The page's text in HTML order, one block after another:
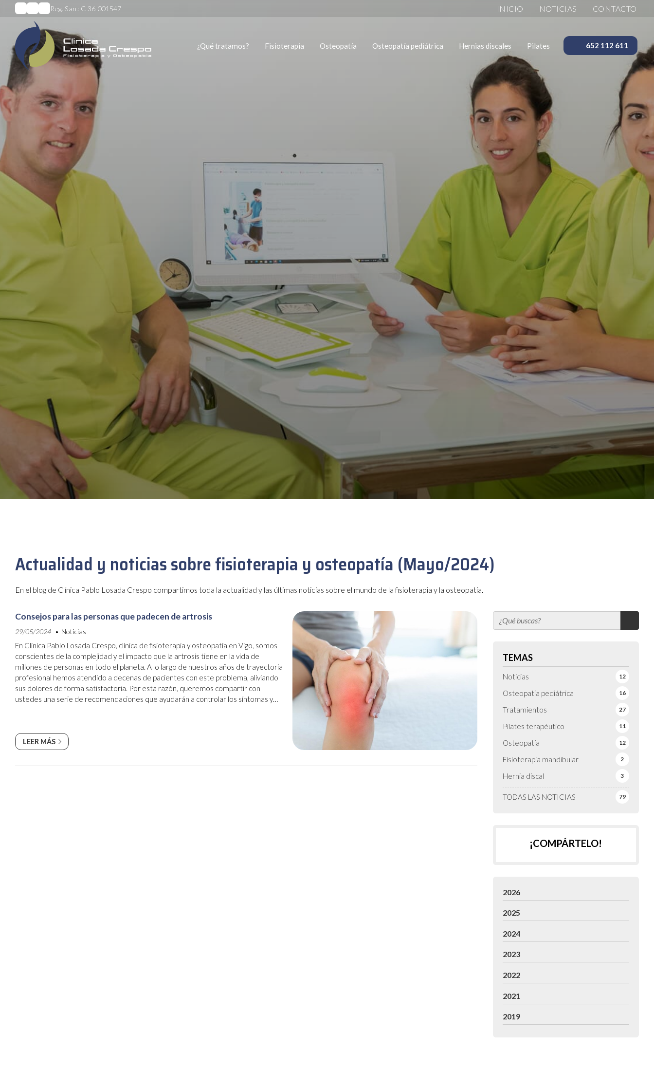
Reg. San.: C-36-001547 INICIO NOTICIAS CONTACTO
¿Qué tratamos? Fisioterapia Osteopatía Osteopatía pediátrica Hernias discales Pilates 652 112 611
Actualidad y noticias sobre fisioterapia y osteopatía (Mayo/2024)
En el blog de Clínica Pablo Losada Crespo compartimos toda la actualidad y las últimas noticias sobre el mundo de la fisioterapia y la osteopatía.
TEMAS
TODAS LAS NOTICIAS 79
Noticias 12
Osteopatía pediátrica 16
Tratamientos 27
Pilates terapéutico 11
Osteopatía 12
Fisioterapia mandibular 2
Hernia discal 3
Consejos para las personas que padecen de artrosis
29/05/2024 Noticias
En Clínica Pablo Losada Crespo, clínica de fisioterapia y osteopatía en Vigo, somos
conscientes de la complejidad y el impacto que la artrosis tiene en la vida de
millones de personas en todo el planeta. A lo largo de nuestros años de trayectoria
profesional hemos atendido a decenas de pacientes con este problema, aliviando
sus dolores de forma satisfactoria. Por esta razón, queremos compartir con
ustedes una serie de recomendaciones que ayudarán a controlar los síntomas y
LEER MÁS
¡COMPÁRTELO!
2026
2025
2024
2023
2022
2021
2019